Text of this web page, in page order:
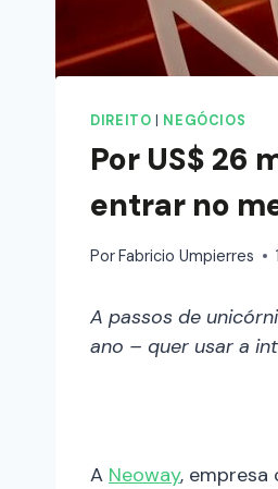
DIREITO NEGÓCIOS
Por US$ 26
entrar no
PorFabricio Umpierres
A passos de
ano – quer usar a
A Neoway, empresa